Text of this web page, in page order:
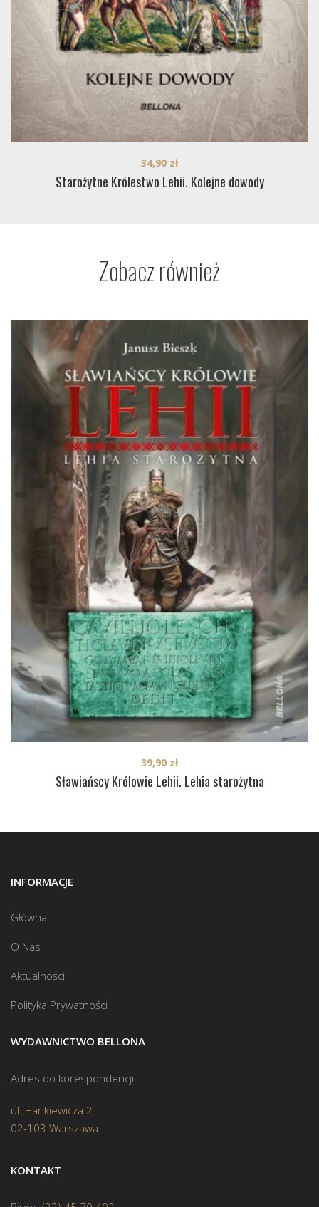
Starożytne Królestwo Lehii. Kolejne dowody
34,90 zł
Zobacz również
Sławiańscy Królowie Lehii. Lehia starożytna
39,90 zł
INFORMACJE
Główna
O Nas
Aktualności
Polityka Prywatności
WYDAWNICTWO BELLONA
Adres do korespondencji
ul. Hankiewicza 2
02-103 Warszawa
KONTAKT